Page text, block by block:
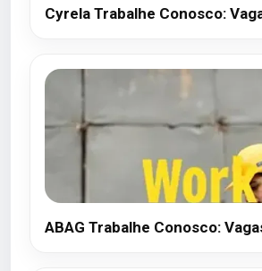
Cyrela Trabalhe Conosco:
ABAG Trabalhe Conosco: